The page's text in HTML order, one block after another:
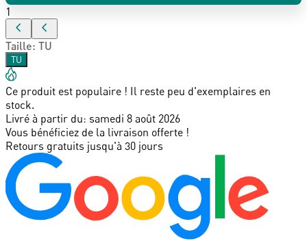
1
Taille: TU
TU
Ce produit est populaire ! Il reste peu d'exemplaires en
stock.
Livré à partir du: samedi 8 août 2026
Vous bénéficiez de la livraison offerte !
Retours gratuits jusqu'à 30 jours